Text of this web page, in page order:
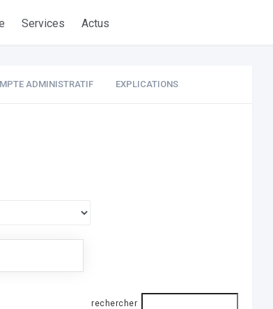
Services Actus
ADMINISTRATIF EXPLICATIONS
rechercher